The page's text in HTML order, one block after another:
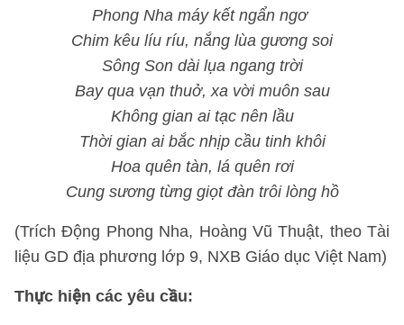
Phong Nha máy kết ngẩn ngơ
Chim kêu líu ríu, nắng lùa gương soi
Sông Son dài lụa ngang trời
Bay qua vạn thuở, xa vời muôn sau
Không gian ai tạc nên lầu
Thời gian ai bắc nhịp cầu tinh khôi
Hoa quên tàn, lá quên rơi
Cung sương từng giọt đàn trôi lòng hồ
(Trích Động Phong Nha, Hoàng Vũ Thuật, theo Tài
liệu GD địa phương lớp 9, NXB Giáo dục Việt Nam)
Thực hiện các yêu cầu: